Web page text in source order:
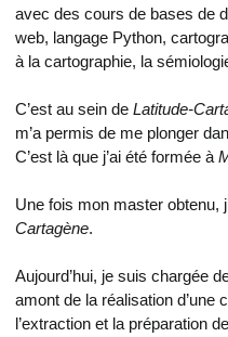
avec des cours de bases de
web, langage Python,
à la cartographie, la
C’est au sein de Latitude-
m’a permis de me plonger
C’est là que j’ai été formée à
Une fois mon master obtenu,
Cartagène.
Aujourd’hui, je suis chargée
amont de la réalisation d’une
l’extraction et la préparation